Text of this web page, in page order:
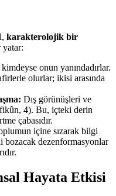
karakterolojik bir
yatar:
onun yanındadırlar.
olurlar; ikisi arasında
Dış görünüşleri ve
4). Bu, içteki derin
çabasıdır.
içine sızarak bilgi
bozacak dezenformasyonlar
Hayata Etkisi